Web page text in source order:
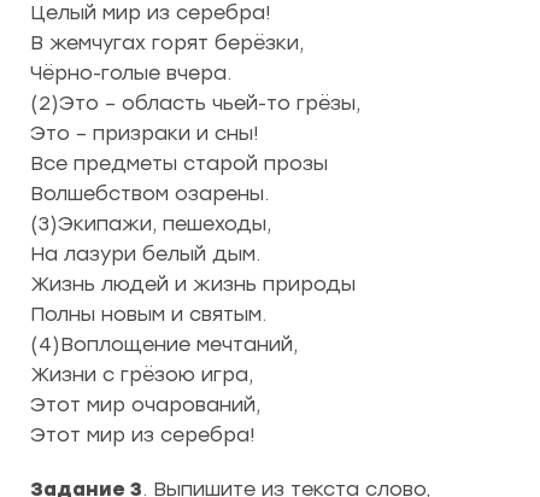
Целый мир из серебра!
В жемчугах горят берёзки,
Чёрно-голые вчера.
(2)Это – область чьей-то грёзы,
Это – призраки и сны!
Все предметы старой прозы
Волшебством озарены.
(3)Экипажи, пешеходы,
На лазури белый дым.
Жизнь людей и жизнь природы
Полны новым и святым.
(4)Воплощение мечтаний,
Жизни с грёзою игра,
Этот мир очарований,
Этот мир из серебра!
Задание 3. Выпишите из текста слово,